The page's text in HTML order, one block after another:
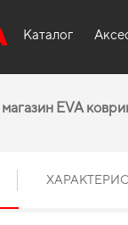
Каталог
EVA